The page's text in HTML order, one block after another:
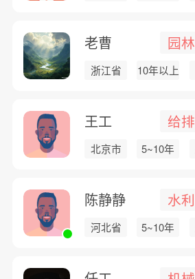
老曹 园
浙江省 10年以上
王工 给
北京市 5~10年
陈静静 水
河北省 5~10年